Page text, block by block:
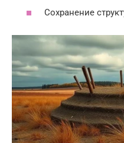
Сохранение